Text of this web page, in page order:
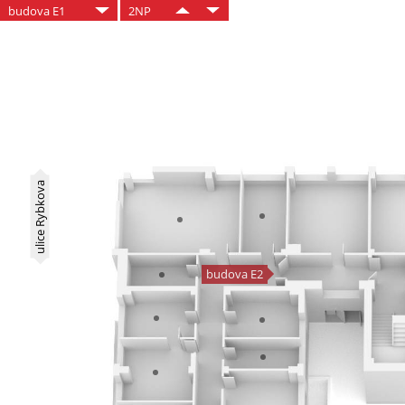
budova E1 2NP
budova E2
ulice Rybkova